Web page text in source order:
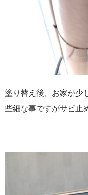
塗り替え後、お家が少
些細な事ですがサビ止